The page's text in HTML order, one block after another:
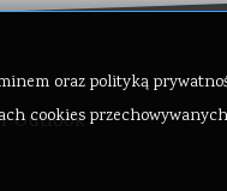
Outlook
oraz polityką
cookies